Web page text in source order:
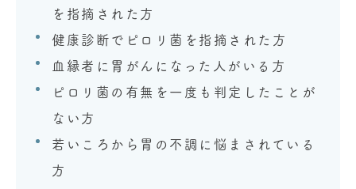
を指摘された方
健康診断でピロリ菌を指摘された方
血縁者に胃がんになった人がいる方
ピロリ菌の有無を一度も判定したことが
ない方
若いころから胃の不調に悩まされている
方